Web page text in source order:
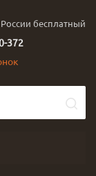
бесплатный
372